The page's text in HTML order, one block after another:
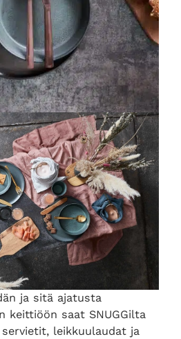
ja sitä ajatusta
keittiöön saat SNUGGilta
leikkuulaudat ja